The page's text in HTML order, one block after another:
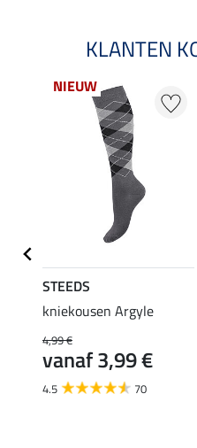
KLANTEN
NIEUW
STEEDS
kniekousen Argyle
4,99 €
vanaf 3,99 €
4.5 70